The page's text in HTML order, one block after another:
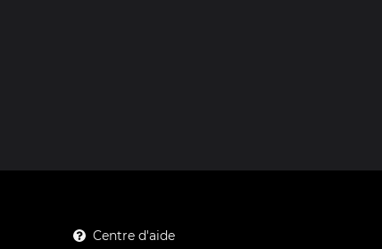
Centre d'aide